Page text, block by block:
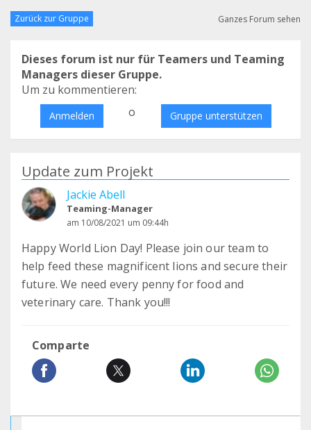
Zurück zur Gruppe Ganzes Forum sehen
Dieses forum ist nur für Teamers und Teaming
Managers dieser Gruppe.
Um zu kommentieren:
Anmelden o Gruppe unterstützen
Update zum Projekt
Jackie Abell
Teaming-Manager
am 10/08/2021 um 09:44h
Happy World Lion Day! Please join our team to
help feed these magnificent lions and secure their
future. We need every penny for food and
veterinary care. Thank you!!!
Comparte